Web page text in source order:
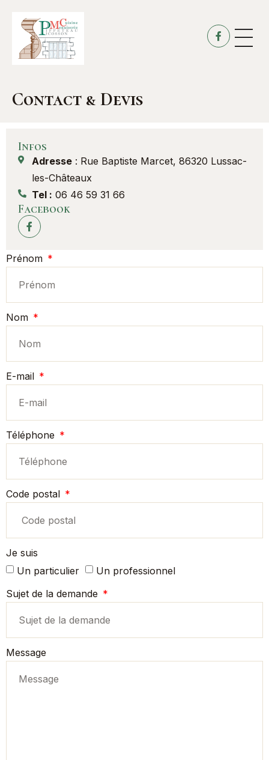
Contact & Devis
Infos
Adresse: Rue Baptiste Marcet, 86320 Lussac-
les-Châteaux
Tel : 06 46 59 31 66
Facebook
Prénom
Nom
E-mail
Téléphone
Code postal
Je suis
Un particulier
Un professionnel
Sujet de la demande
Message